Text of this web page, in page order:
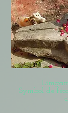
Symbol de